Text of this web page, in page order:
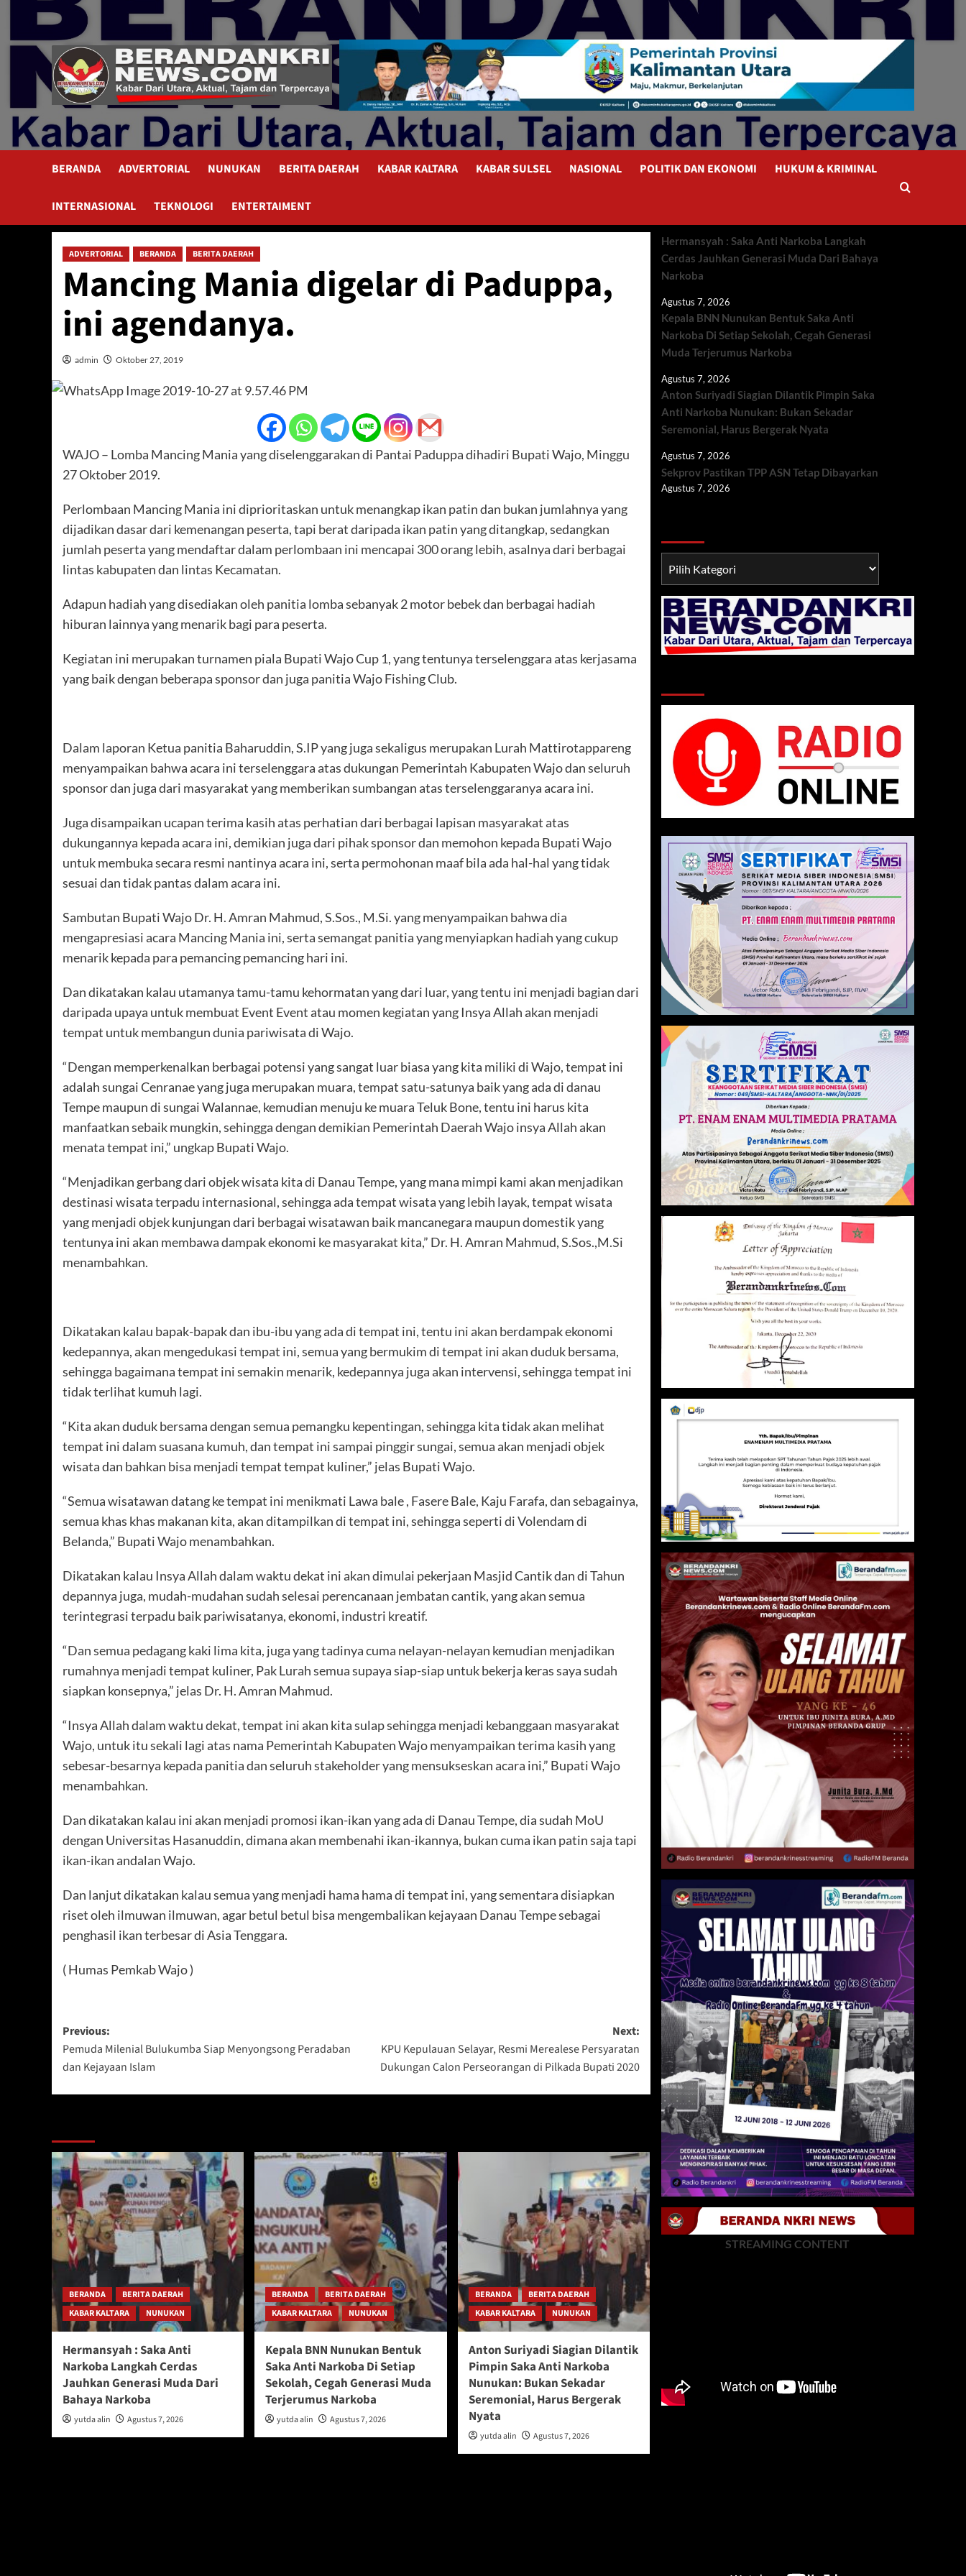
content
BERANDA ADVERTORIAL NUNUKAN BERITA DAERAH KABAR KALTARA KABAR SULSEL NASIONAL POLITIK DAN EKONOMI HUKUM & KRIMINAL
INTERNASIONAL TEKNOLOGI ENTERTAIMENT
ADVERTORIAL BERANDA BERITA DAERAH
Mancing Mania digelar di Paduppa,
ini agendanya.
admin Oktober 27, 2019
WAJO – Lomba Mancing Mania yang diselenggarakan di Pantai Paduppa dihadiri Bupati Wajo, Minggu
27 Oktober 2019.
Perlombaan Mancing Mania ini diprioritaskan untuk menangkap ikan patin dan bukan jumlahnya yang
dijadikan dasar dari kemenangan peserta, tapi berat daripada ikan patin yang ditangkap, sedangkan
jumlah peserta yang mendaftar dalam perlombaan ini mencapai 300 orang lebih, asalnya dari berbagai
lintas kabupaten dan lintas Kecamatan.
Adapun hadiah yang disediakan oleh panitia lomba sebanyak 2 motor bebek dan berbagai hadiah
hiburan lainnya yang menarik bagi para peserta.
Kegiatan ini merupakan turnamen piala Bupati Wajo Cup 1, yang tentunya terselenggara atas kerjasama
yang baik dengan beberapa sponsor dan juga panitia Wajo Fishing Club.
Dalam laporan Ketua panitia Baharuddin, S.IP yang juga sekaligus merupakan Lurah Mattirotappareng
menyampaikan bahwa acara ini terselenggara atas dukungan Pemerintah Kabupaten Wajo dan seluruh
sponsor dan juga dari masyarakat yang memberikan sumbangan atas terselenggaranya acara ini.
Juga disampaikan ucapan terima kasih atas perhatian dari berbagai lapisan masyarakat atas
dukungannya kepada acara ini, demikian juga dari pihak sponsor dan memohon kepada Bupati Wajo
untuk membuka secara resmi nantinya acara ini, serta permohonan maaf bila ada hal-hal yang tidak
sesuai dan tidak pantas dalam acara ini.
Sambutan Bupati Wajo Dr. H. Amran Mahmud, S.Sos., M.Si. yang menyampaikan bahwa dia
mengapresiasi acara Mancing Mania ini, serta semangat panitia yang menyiapkan hadiah yang cukup
menarik kepada para pemancing pemancing hari ini.
Dan dikatakan kalau utamanya tamu-tamu kehormatan yang dari luar, yang tentu ini menjadi bagian dari
daripada upaya untuk membuat Event Event atau momen kegiatan yang Insya Allah akan menjadi
tempat untuk membangun dunia pariwisata di Wajo.
“Dengan memperkenalkan berbagai potensi yang sangat luar biasa yang kita miliki di Wajo, tempat ini
adalah sungai Cenranae yang juga merupakan muara, tempat satu-satunya baik yang ada di danau
Tempe maupun di sungai Walannae, kemudian menuju ke muara Teluk Bone, tentu ini harus kita
manfaatkan sebaik mungkin, sehingga dengan demikian Pemerintah Daerah Wajo insya Allah akan
menata tempat ini,” ungkap Bupati Wajo.
“Menjadikan gerbang dari objek wisata kita di Danau Tempe, yang mana mimpi kami akan menjadikan
destinasi wisata terpadu internasional, sehingga ada tempat wisata yang lebih layak, tempat wisata
yang menjadi objek kunjungan dari berbagai wisatawan baik mancanegara maupun domestik yang
tentunya ini akan membawa dampak ekonomi ke masyarakat kita,” Dr. H. Amran Mahmud, S.Sos.,M.Si
menambahkan.
Dikatakan kalau bapak-bapak dan ibu-ibu yang ada di tempat ini, tentu ini akan berdampak ekonomi
kedepannya, akan mengedukasi tempat ini, semua yang bermukim di tempat ini akan duduk bersama,
sehingga bagaimana tempat ini semakin menarik, kedepannya juga akan intervensi, sehingga tempat ini
tidak terlihat kumuh lagi.
“Kita akan duduk bersama dengan semua pemangku kepentingan, sehingga kita tidak akan melihat
tempat ini dalam suasana kumuh, dan tempat ini sampai pinggir sungai, semua akan menjadi objek
wisata dan bahkan bisa menjadi tempat tempat kuliner,” jelas Bupati Wajo.
“Semua wisatawan datang ke tempat ini menikmati Lawa bale , Fasere Bale, Kaju Farafa, dan sebagainya,
semua khas khas makanan kita, akan ditampilkan di tempat ini, sehingga seperti di Volendam di
Belanda,” Bupati Wajo menambahkan.
Dikatakan kalau Insya Allah dalam waktu dekat ini akan dimulai pekerjaan Masjid Cantik dan di Tahun
depannya juga, mudah-mudahan sudah selesai perencanaan jembatan cantik, yang akan semua
terintegrasi terpadu baik pariwisatanya, ekonomi, industri kreatif.
“Dan semua pedagang kaki lima kita, juga yang tadinya cuma nelayan-nelayan kemudian menjadikan
rumahnya menjadi tempat kuliner, Pak Lurah semua supaya siap-siap untuk bekerja keras saya sudah
siapkan konsepnya,” jelas Dr. H. Amran Mahmud.
“Insya Allah dalam waktu dekat, tempat ini akan kita sulap sehingga menjadi kebanggaan masyarakat
Wajo, untuk itu sekali lagi atas nama Pemerintah Kabupaten Wajo menyampaikan terima kasih yang
sebesar-besarnya kepada panitia dan seluruh stakeholder yang mensukseskan acara ini,” Bupati Wajo
menambahkan.
Dan dikatakan kalau ini akan menjadi promosi ikan-ikan yang ada di Danau Tempe, dia sudah MoU
dengan Universitas Hasanuddin, dimana akan membenahi ikan-ikannya, bukan cuma ikan patin saja tapi
ikan-ikan andalan Wajo.
Dan lanjut dikatakan kalau semua yang menjadi hama hama di tempat ini, yang sementara disiapkan
riset oleh ilmuwan ilmuwan, agar betul betul bisa mengembalikan kejayaan Danau Tempe sebagai
penghasil ikan terbesar di Asia Tenggara.
( Humas Pemkab Wajo )
Post
navigation
Previous:
Pemuda Milenial Bulukumba Siap Menyongsong Peradaban
dan Kejayaan Islam
Next:
KPU Kepulauan Selayar, Resmi Merealese Persyaratan
Dukungan Calon Perseorangan di Pilkada Bupati 2020
BERANDA
BERITA DAERAH
KABAR KALTARA
NUNUKAN
Hermansyah : Saka Anti
Narkoba Langkah Cerdas
Jauhkan Generasi Muda Dari
Bahaya Narkoba
yutda alin Agustus 7, 2026
BERANDA
BERITA DAERAH
KABAR KALTARA
NUNUKAN
Kepala BNN Nunukan Bentuk
Saka Anti Narkoba Di Setiap
Sekolah, Cegah Generasi Muda
Terjerumus Narkoba
yutda alin Agustus 7, 2026
BERANDA
BERITA DAERAH
KABAR KALTARA
NUNUKAN
Anton Suriyadi Siagian Dilantik
Pimpin Saka Anti Narkoba
Nunukan: Bukan Sekadar
Seremonial, Harus Bergerak
Nyata
yutda alin Agustus 7, 2026
Hermansyah : Saka Anti Narkoba Langkah
Cerdas Jauhkan Generasi Muda Dari Bahaya
Narkoba
Agustus 7, 2026
Kepala BNN Nunukan Bentuk Saka Anti
Narkoba Di Setiap Sekolah, Cegah Generasi
Muda Terjerumus Narkoba
Agustus 7, 2026
Anton Suriyadi Siagian Dilantik Pimpin Saka
Anti Narkoba Nunukan: Bukan Sekadar
Seremonial, Harus Bergerak Nyata
Agustus 7, 2026
Sekprov Pastikan TPP ASN Tetap Dibayarkan
Agustus 7, 2026
TNI/POLRI
STREAMING CONTENT